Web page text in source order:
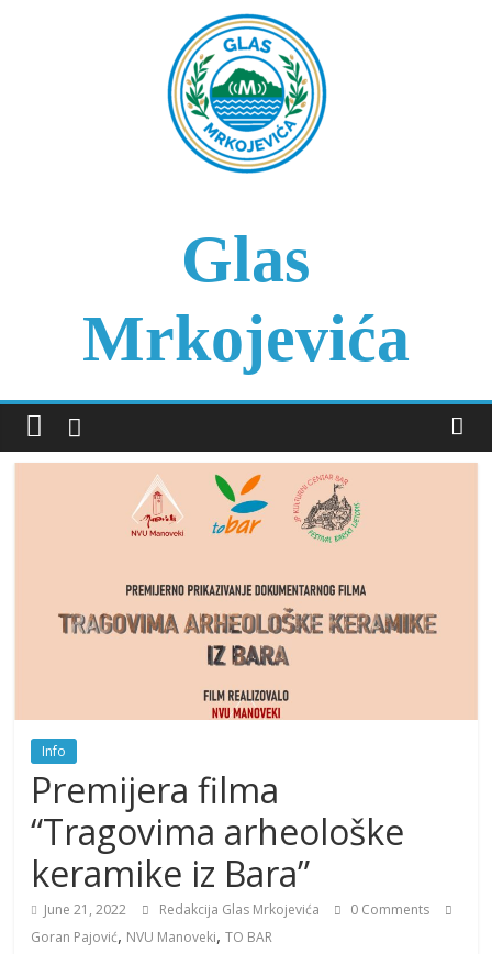
Glas
Mrkojevića
Info
Premijera filma
“Tragovima arheološke
keramike iz Bara”
June 21, 2022 Redakcija Glas Mrkojevića
0 Comments
Goran Pajović, NVU Manoveki,TO BAR